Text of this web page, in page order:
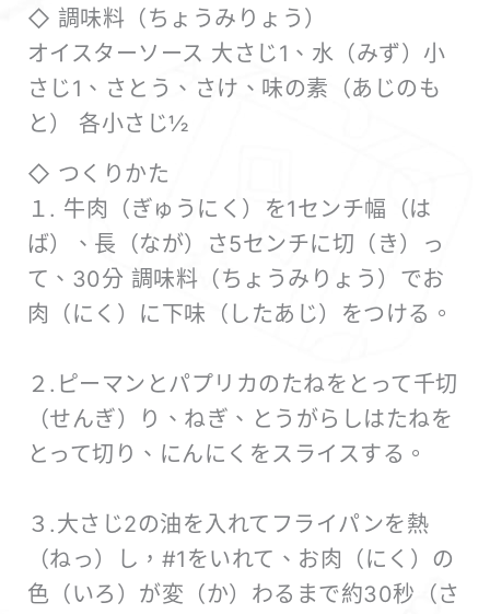
◇ 調味料（ちょうみりょう）
オイスターソース 大さじ1、水（みず）小
さじ1、さとう、さけ、味の素（あじのも
と） 各小さじ½
◇ つくりかた
１. 牛肉（ぎゅうにく）を1センチ幅（は
ば）、長（なが）さ5センチに切（き）っ
て、30分 調味料（ちょうみりょう）でお
肉（にく）に下味（したあじ）をつける。
２.ピーマンとパプリカのたねをとって千切
（せんぎ）り、ねぎ、とうがらしはたねを
とって切り、にんにくをスライスする。
３.大さじ2の油を入れてフライパンを熱
（ねっ）し，#1をいれて、お肉（にく）の
色（いろ）が変（か）わるまで約30秒（さ